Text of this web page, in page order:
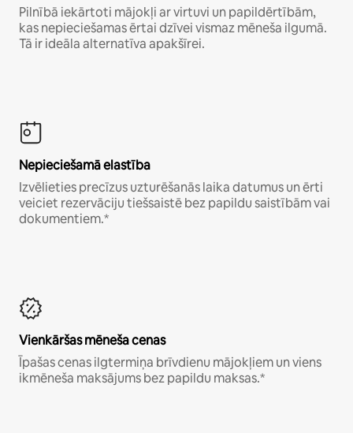
Pilnībā iekārtoti mājokļi ar virtuvi un papildērtībām,
kas nepieciešamas ērtai dzīvei vismaz mēneša ilgumā.
Tā ir ideāla alternatīva apakšīrei.
Nepieciešamā elastība
Izvēlieties precīzus uzturēšanās laika datumus un ērti
veiciet rezervāciju tiešsaistē bez papildu saistībām vai
dokumentiem.*
Vienkāršas mēneša cenas
Īpašas cenas ilgtermiņa brīvdienu mājokļiem un viens
ikmēneša maksājums bez papildu maksas.*